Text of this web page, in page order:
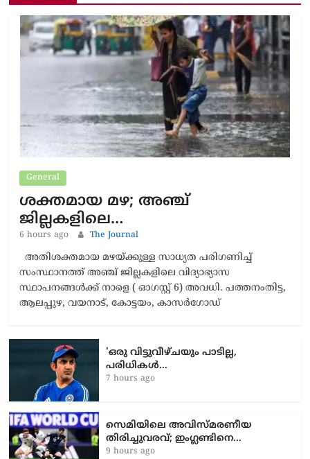
General
ശക്തമായ മഴ; അഞ്ച്
ജില്ലകളിലെ…
6 hours ago The Journal
അതിശക്തമായ മഴയ്ക്കുള്ള സാധ്യത പരിഗണിച്ച്
സംസ്ഥാനത്ത് അഞ്ച് ജില്ലകളിലെ വിദ്യാഭ്യാസ
സ്ഥാപനങ്ങള്‍ക്ക് നാളെ ( ഓഗസ്റ്റ് 6) അവധി. പത്തനംതിട്ട,
ആലപ്പുഴ, വയനാട്, കോട്ടയം, കാസര്‍ഗോഡ്
'ഒരു വിട്ടുവീഴ്ചയും പാടില്ല,
പരിധികൾ…
7 hours ago
സെമിയിലെ അവിസ്മരണീയ
തിരിച്ചുവരവ്; ഇംഗ്ലണ്ടിനെ…
9 hours ago